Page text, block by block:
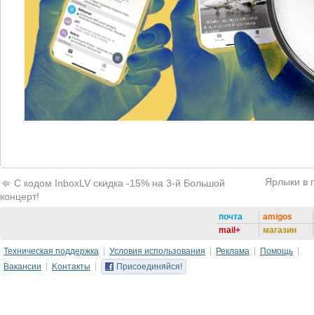
С кодом InboxLV скидка -15% на 3-й Большой
концерт!
Ярлыки в
почта
mail+
amigos
магазин
Техническая поддержка Условия использования Реклама
Помощь
Вакансии
Kонтакты Присоединяйся!